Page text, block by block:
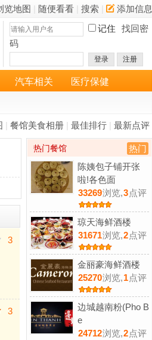
览地图 随便看看 搜索 添加信息
记住
找回密
码
登录 注册
汽车相关 医疗保健
餐馆美食相册 最佳排行 最新点评
3
3
热门
热门餐馆
陈姨包子铺开张
啦!各色面
33269浏览,3点评
琼天海鲜酒楼
31671浏览,2点评
金丽豪海鲜酒楼
25270浏览,1点评
边城越南粉(Pho B
e
24712浏览,2点评